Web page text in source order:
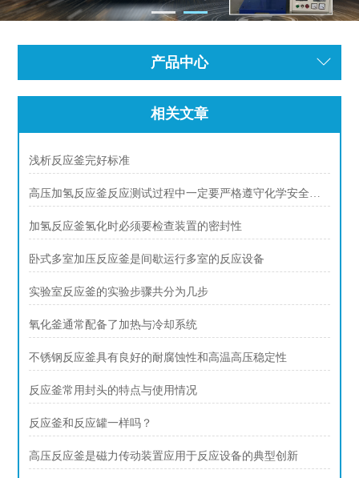
产品中心
相关文章
浅析反应釜完好标准
高压加氢反应釜反应测试过程中一定要严格遵守化学安全规范
加氢反应釜氢化时必须要检查装置的密封性
卧式多室加压反应釜是间歇运行多室的反应设备
实验室反应釜的实验步骤共分为几步
氧化釜通常配备了加热与冷却系统
不锈钢反应釜具有良好的耐腐蚀性和高温高压稳定性
反应釜常用封头的特点与使用情况
反应釜和反应罐一样吗？
高压反应釜是磁力传动装置应用于反应设备的典型创新